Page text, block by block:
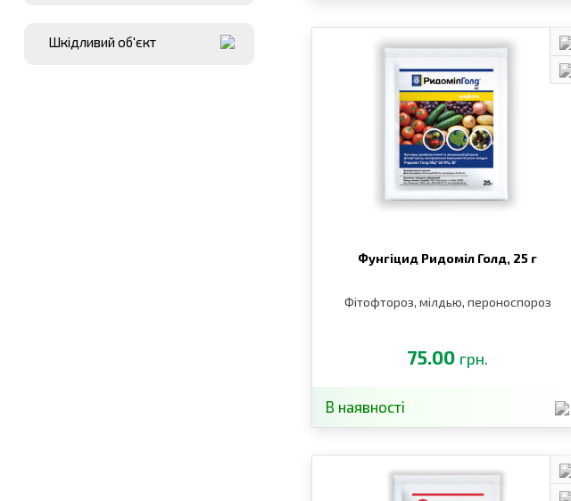
Шкідливий об′єкт
Фунгіцид Ридоміл Голд, 25 г
Фітофтороз, мілдью, пероноспороз
75.00 грн.
В наявності